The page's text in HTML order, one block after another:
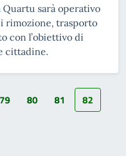
Quartu sarà operativo
rimozione, trasporto
con l’obiettivo di
cittadine.
79 80 81
82